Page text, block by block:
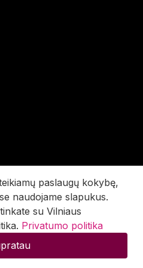
paslaugų kokybę,
naudojame slapukus.
su Vilniaus
Privatumo politika